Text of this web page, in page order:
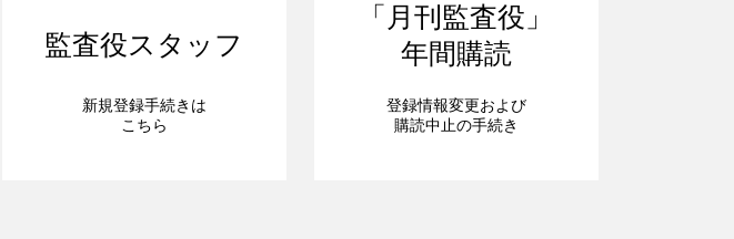
監査役スタッフ
新規登録手続きは
こちら
「月刊監査役」
年間購読
登録情報変更および
購読中止の手続き